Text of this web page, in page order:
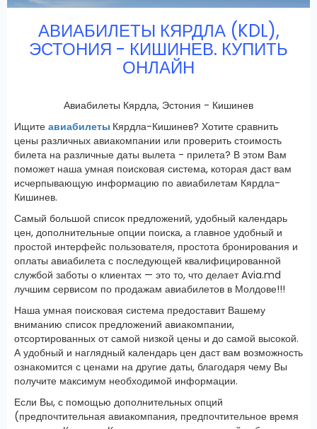
АВИАБИЛЕТЫ КЯРДЛА (KDL),
ЭСТОНИЯ - КИШИНЕВ. КУПИТЬ
ОНЛАЙН
Авиабилеты Кярдла, Эстония - Кишинев
Ищите авиабилеты Кярдла-Кишинев? Хотите сравнить
цены различных авиакомпании или проверить стоимость
билета на различные даты вылета - прилета? В этом Вам
поможет наша умная поисковая система, которая даст вам
исчерпывающую информацию по авиабилетам Кярдла-
Кишинев.
Самый большой список предложений, удобный календарь
цен, дополнительные опции поиска, а главное удобный и
простой интерфейс пользователя, простота бронирования и
оплаты авиабилета с последующей квалифицированной
службой заботы о клиентах — это то, что делает Avia.md
лучшим сервисом по продажам авиабилетов в Молдове!!!
Наша умная поисковая система предоставит Вашему
вниманию список предложений авиакомпании,
отсортированных от самой низкой цены и до самой высокой.
А удобный и наглядный календарь цен даст вам возможность
ознакомится с ценами на другие даты, благодаря чему Вы
получите максимум необходимой информации.
Если Вы, с помощью дополнительных опций
(предпочтительная авиакомпания, предпочтительное время